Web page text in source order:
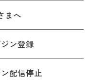
まへ
ン登録
配信停止